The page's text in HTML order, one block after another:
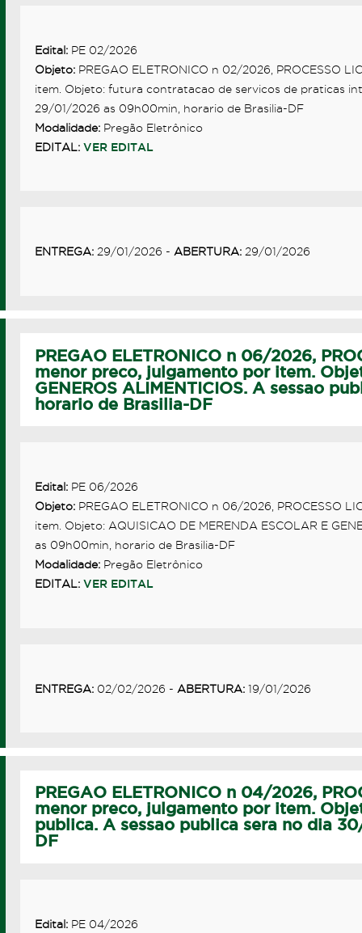
Edital:PE 02/2026
Objeto:PREGAO ELETRONICO n 02/2026, PROCESSO
item. Objeto: futura contratacao de servicos de praticas
29/01/2026 as 09h00min, horario de Brasilia-DF
Modalidade:Pregão Eletrônico
EDITAL: VER EDITAL
ENTREGA:29/01/2026 - ABERTURA:29/01/2026
PREGAO ELETRONICO n 06/2026,
menor preco, julgamento por item.
GENEROS ALIMENTICIOS. A sessao
horario de Brasilia-DF
Edital:PE 06/2026
Objeto:PREGAO ELETRONICO n 06/2026, PROCESSO
item. Objeto: AQUISICAO DE MERENDA ESCOLAR E
as 09h00min, horario de Brasilia-DF
Modalidade:Pregão Eletrônico
EDITAL: VER EDITAL
ENTREGA:02/02/2026 - ABERTURA:19/01/2026
PREGAO ELETRONICO n 04/2026,
menor preco, julgamento por item.
publica. A sessao publica sera no dia
DF
Edital:PE 04/2026